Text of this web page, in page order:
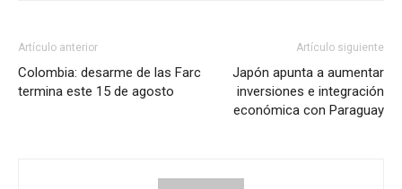
Artículo anterior
Colombia: desarme de las Farc
termina este 15 de agosto
Artículo siguiente
Japón apunta a aumentar
inversiones e integración
económica con Paraguay